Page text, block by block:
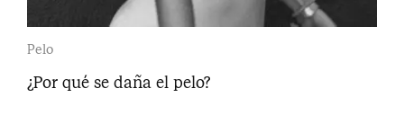
Pelo
¿Por qué se daña el pelo?